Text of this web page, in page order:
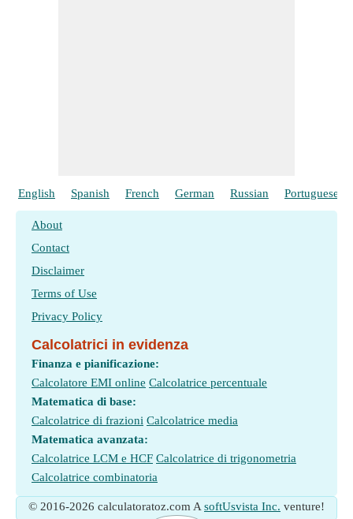
English Spanish French German Russian Portuguese
About
Contact
Disclaimer
Terms of Use
Privacy Policy
Calcolatrici in evidenza
Finanza e pianificazione:
Calcolatore EMI online Calcolatrice percentuale
Matematica di base:
Calcolatrice di frazioni Calcolatrice media
Matematica avanzata:
Calcolatrice LCM e HCF Calcolatrice di trigonometria
Calcolatrice combinatoria
© 2016-2026 calculatoratoz.com A softUsvista Inc. venture!